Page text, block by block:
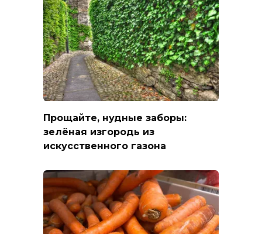
Прощайте, нудные заборы:
зелёная изгородь из
искусственного газона